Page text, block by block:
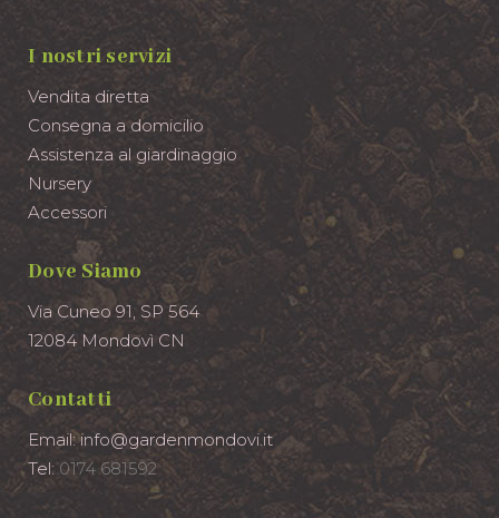
I nostri servizi
Vendita diretta
Consegna a domicilio
Assistenza al giardinaggio
Nursery
Accessori
Dove Siamo
Via Cuneo 91, SP 564
12084 Mondovì CN
Contatti
Email: info@gardenmondovi.it
Tel: 0174 681592